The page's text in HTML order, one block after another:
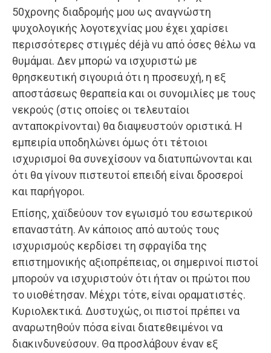
50χρονης διαδρομής μου ως αναγνώστη
ψυχολογικής λογοτεχνίας μου έχει χαρίσει
περισσότερες στιγμές déjà vu από όσες θέλω να
θυμάμαι. Δεν μπορώ να ισχυριστώ με
θρησκευτική σιγουριά ότι η προσευχή, η εξ
αποστάσεως θεραπεία και οι συνομιλίες με τους
νεκρούς (στις οποίες οι τελευταίοι
ανταποκρίνονται) θα διαψευστούν οριστικά. Η
εμπειρία υποδηλώνει όμως ότι τέτοιοι
ισχυρισμοί θα συνεχίσουν να διατυπώνονται και
ότι θα γίνουν πιστευτοί επειδή είναι δροσεροί
και παρήγοροι.
Επίσης, χαϊδεύουν τον εγωισμό του εσωτερικού
επαναστάτη. Αν κάποιος από αυτούς τους
ισχυρισμούς κερδίσει τη σφραγίδα της
επιστημονικής αξιοπρέπειας, οι σημερινοί πιστοί
μπορούν να ισχυριστούν ότι ήταν οι πρώτοι που
το υιοθέτησαν. Μέχρι τότε, είναι οραματιστές.
Κυριολεκτικά. Δυστυχώς, οι πιστοί πρέπει να
αναρωτηθούν πόσα είναι διατεθειμένοι να
διακινδυνεύσουν. Θα προσλάβουν έναν εξ